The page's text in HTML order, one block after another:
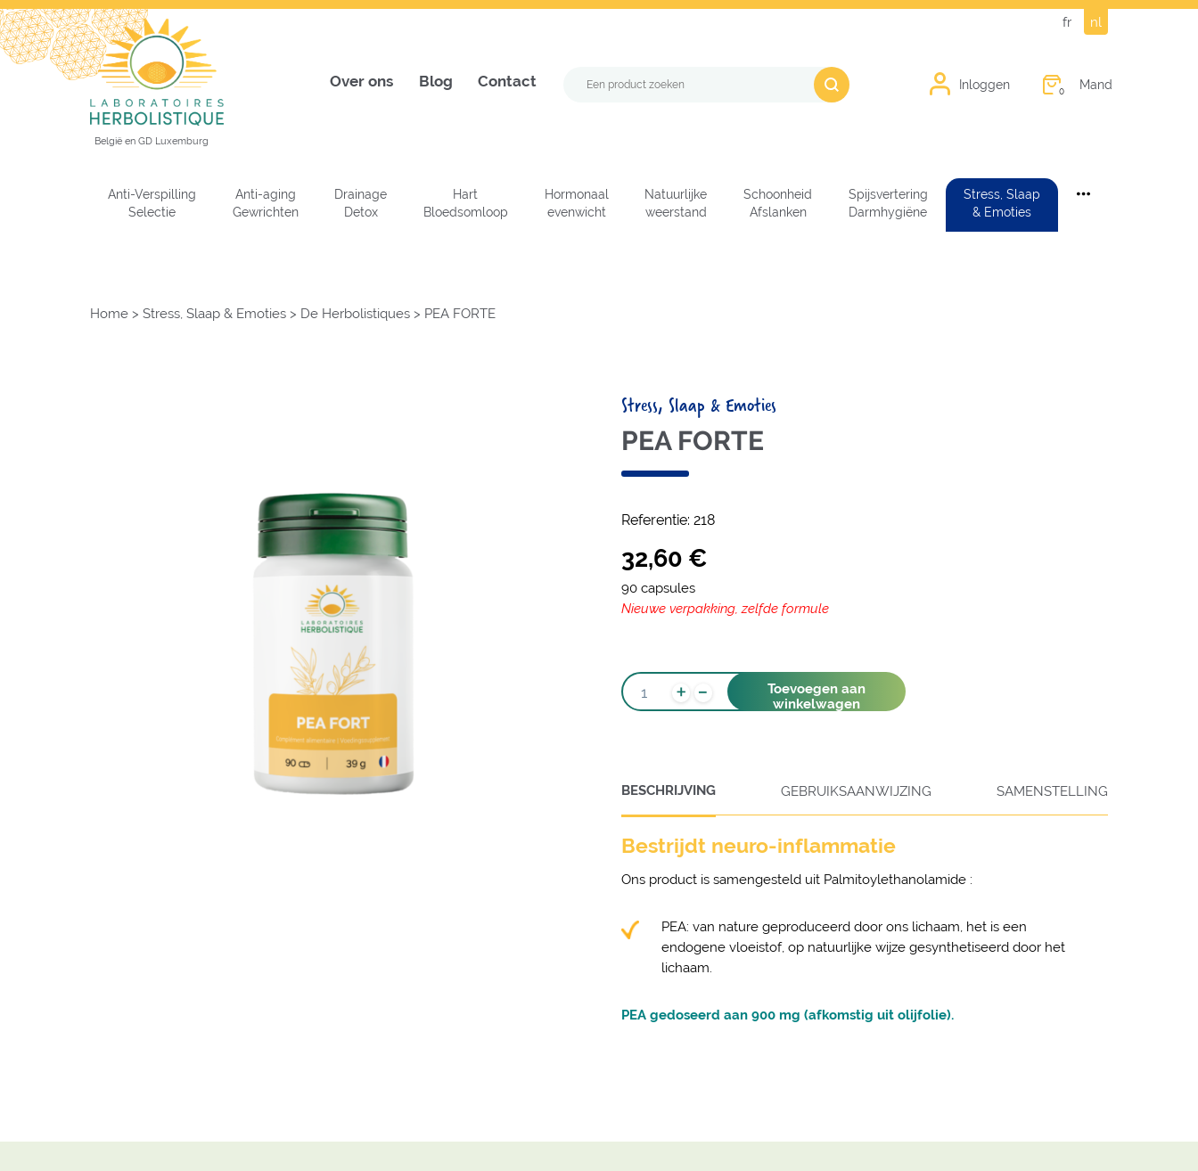
fr nl
België en GD Luxemburg
Over ons Blog Contact Inloggen Mand
0
Anti-Verspilling
Selectie
Anti-aging
Gewrichten
Drainage
Detox
Hart
Bloedsomloop
Hormonaal
evenwicht
Natuurlijke
weerstand
Schoonheid
Afslanken
Spijsvertering
Darmhygiëne
Stress, Slaap
& Emoties
Home> Stress, Slaap & Emoties> De Herbolistiques> PEA FORTE
Stress, Slaap & Emoties
PEA FORTE
32,60 €
90 capsules
Nieuwe verpakking, zelfde formule
PEA
FORTE
+ -
Toevoegen aan
winkelwagen
Referentie: 218
BESCHRIJVING GEBRUIKSAANWIJZING SAMENSTELLING
Bestrijdt neuro-inflammatie
Ons product is samengesteld uit Palmitoylethanolamide :
PEA: van nature geproduceerd door ons lichaam, het is een
endogene vloeistof, op natuurlijke wijze gesynthetiseerd door het
lichaam.
PEA gedoseerd aan 900 mg (afkomstig uit olijfolie).